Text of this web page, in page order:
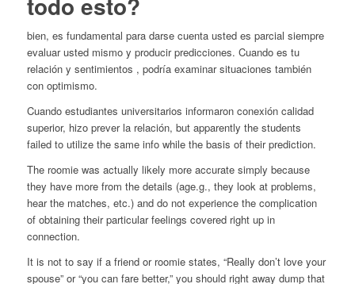
bien, es fundamental para darse cuenta usted es parcial siempre
evaluar usted mismo y producir predicciones. Cuando es tu
relación y sentimientos , podría examinar situaciones también
con optimismo.
Cuando estudiantes universitarios informaron conexión calidad
superior, hizo prever la relación, but apparently the students
failed to utilize the same info while the basis of their prediction.
The roomie was actually likely more accurate simply because
they have more from the details (age.g., they look at problems,
hear the matches, etc.) and do not experience the complication
of obtaining their particular feelings covered right up in
connection.
It is not to say if a friend or roomie states, “Really don’t love your
spouse” or “you can fare better,” you should right away dump that